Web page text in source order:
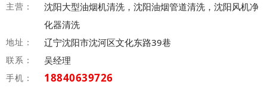
主营：
沈阳大型油烟机清洗，沈阳油烟管道清洗，沈阳风机净
化器清洗
地址： 辽宁沈阳市沈河区文化东路39巷
联系： 吴经理
手机： 18840639726